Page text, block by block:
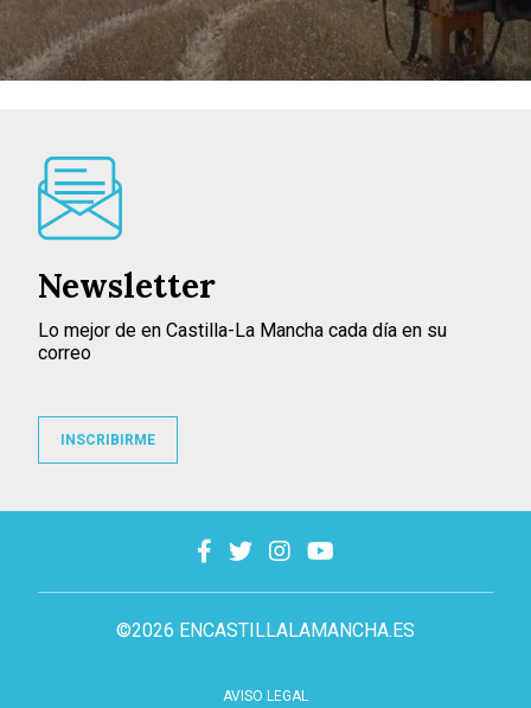
©2026 ENCASTILLALAMANCHA.ES
AVISO LEGAL
Newsletter
Lo mejor de en Castilla-La Mancha cada día en su
correo
INSCRIBIRME